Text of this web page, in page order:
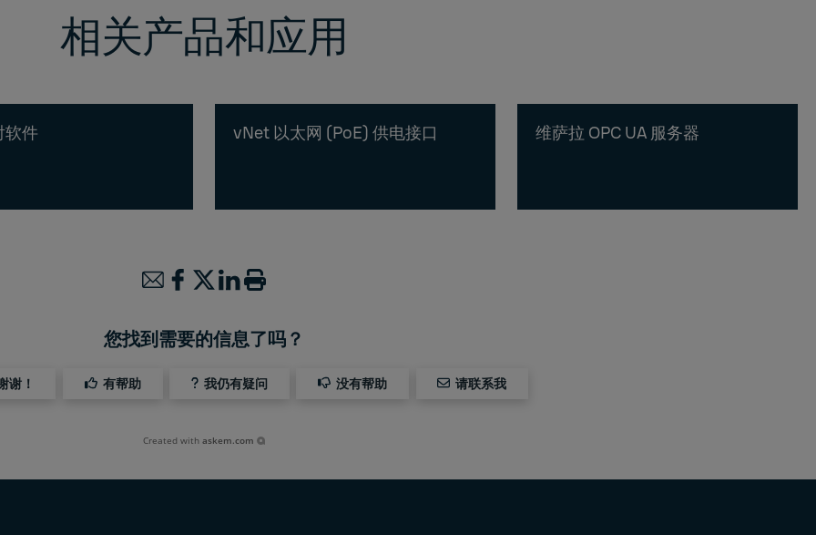
相关产品和应用
件 vNet 以太网 (PoE) 供电接口 维萨拉 OPC UA 服务器
您找到需要的信息了吗？
谢！ 有帮助 我仍有疑问 没有帮助 请联系我
Created withaskem.com